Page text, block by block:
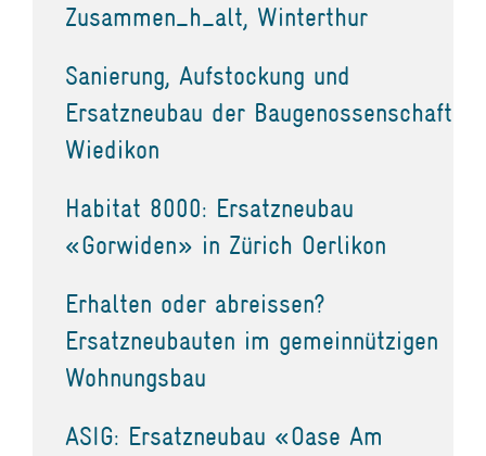
Zusammen_h_alt, Winterthur
Sanierung, Aufstockung und
Ersatzneubau der Baugenossenschaft
Wiedikon
Habitat 8000: Ersatzneubau
«Gorwiden» in Zürich Oerlikon
Erhalten oder abreissen?
Ersatzneubauten im gemeinnützigen
Wohnungsbau
ASIG: Ersatzneubau «Oase Am